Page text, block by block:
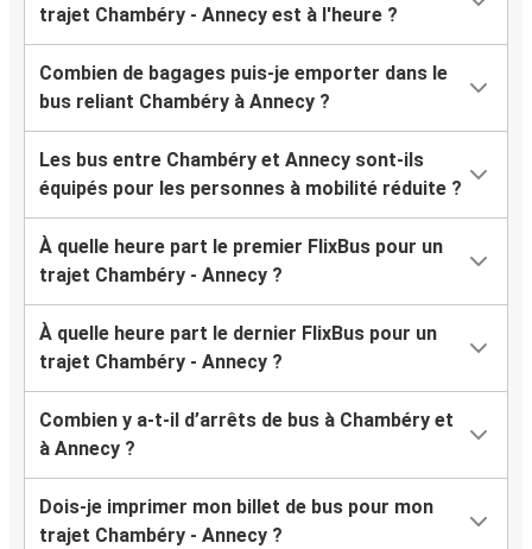
trajet Chambéry - Annecy est à l'heure ?
Combien de bagages puis-je emporter dans le
bus reliant Chambéry à Annecy ?
Les bus entre Chambéry et Annecy sont-ils
équipés pour les personnes à mobilité réduite ?
À quelle heure part le premier FlixBus pour un
trajet Chambéry - Annecy ?
À quelle heure part le dernier FlixBus pour un
trajet Chambéry - Annecy ?
Combien y a-t-il d’arrêts de bus à Chambéry et
à Annecy ?
Dois-je imprimer mon billet de bus pour mon
trajet Chambéry - Annecy ?